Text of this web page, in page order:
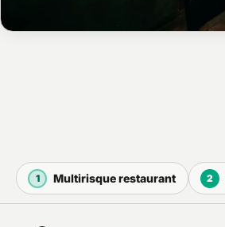
1 Multirisque restaurant 2